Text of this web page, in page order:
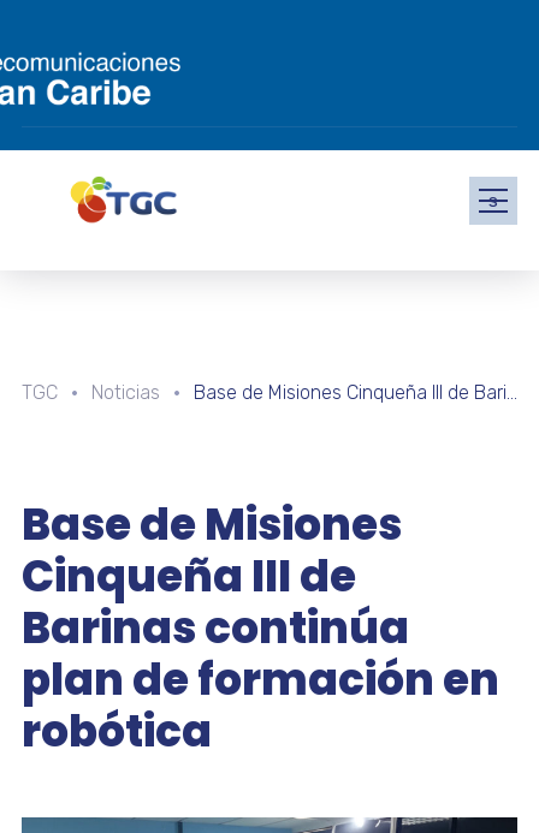
s
TGC Noticias Base de Misiones Cinqueña III de Barinas continúa plan de formación en robótica
Base de Misiones
Cinqueña III de
Barinas continúa
plan de formación en
robótica